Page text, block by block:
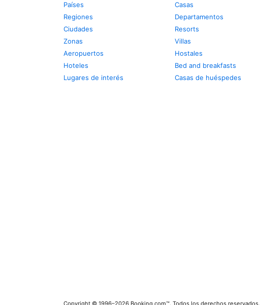
Países
Regiones
Ciudades
Zonas
Aeropuertos
Hoteles
Lugares de interés
Casas
Departamentos
Resorts
Villas
Hostales
Bed and breakfasts
Casas de huéspedes
Copyright © 1996–2026 Booking.com™. Todos los derechos reservados.